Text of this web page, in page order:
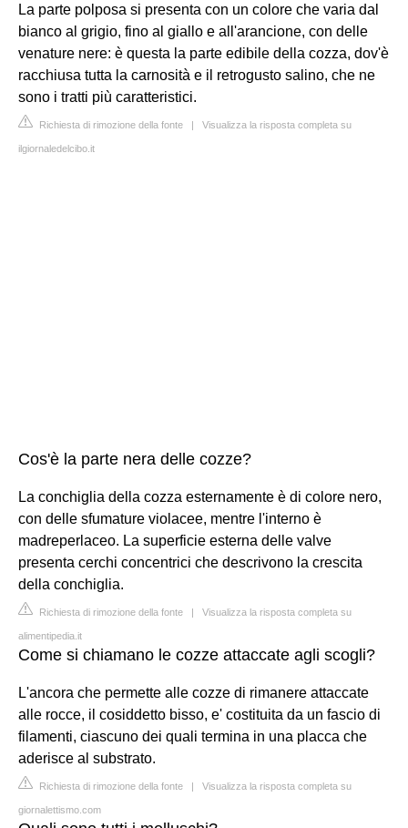
La parte polposa si presenta con un colore che varia dal
bianco al grigio, fino al giallo e all'arancione, con delle
venature nere: è questa la parte edibile della cozza, dov'è
racchiusa tutta la carnosità e il retrogusto salino, che ne
sono i tratti più caratteristici.
Richiesta di rimozione della fonte | Visualizza la risposta completa su
ilgiornaledelcibo.it
Cos'è la parte nera delle cozze?
La conchiglia della cozza esternamente è di colore nero,
con delle sfumature violacee, mentre l'interno è
madreperlaceo. La superficie esterna delle valve
presenta cerchi concentrici che descrivono la crescita
della conchiglia.
Richiesta di rimozione della fonte | Visualizza la risposta completa su
alimentipedia.it
Come si chiamano le cozze attaccate agli scogli?
L'ancora che permette alle cozze di rimanere attaccate
alle rocce, il cosiddetto bisso, e' costituita da un fascio di
filamenti, ciascuno dei quali termina in una placca che
aderisce al substrato.
Richiesta di rimozione della fonte | Visualizza la risposta completa su
giornalettismo.com